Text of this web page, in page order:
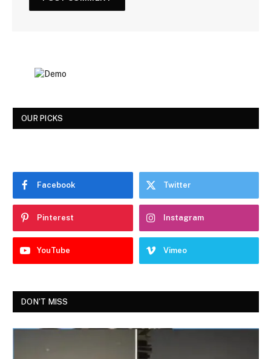
OUR PICKS
Facebook Twitter
Pinterest Instagram
YouTube Vimeo
DON'T MISS